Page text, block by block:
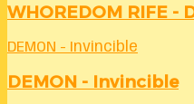
WHOREDOM RIFE -
DEMON - Invincible
DEMON - Invincible